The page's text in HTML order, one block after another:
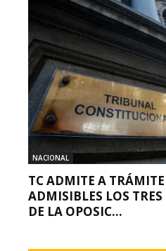
NACIONAL
TC ADMITE A
ADMISIBLES LOS
DE LA OPOSIC...